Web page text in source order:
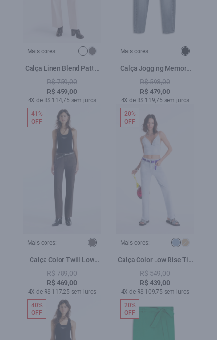
Mais cores:
Calça Linen Blend Patt d
Eph b Faca Branco
R$ 759,00
R$ 459,00
4X de R$ 114,75 sem juros
Mais cores:
Calça Jogging Memory
Gisele 1047 Lav.Claro C/
Pinc
R$ 598,00
R$ 479,00
4X de R$ 119,75 sem juros
Mais cores:
Calça Color Twill Low
Rise Plumbo
R$ 789,00
R$ 469,00
4X de R$ 117,25 sem juros
41%
OFF
Mais cores:
Calça Color Low Rise Tie
Dye Azul Pervante
R$ 549,00
R$ 439,00
4X de R$ 109,75 sem juros
20%
OFF
40%
OFF
20%
OFF